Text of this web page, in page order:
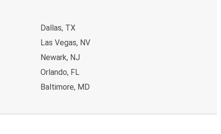
Dallas, TX
Las Vegas, NV
Newark, NJ
Orlando, FL
Baltimore, MD